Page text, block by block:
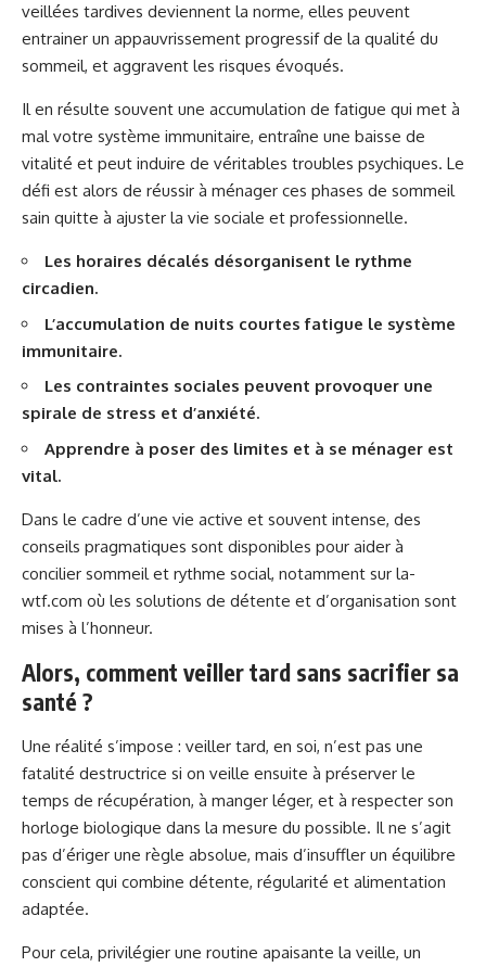
veillées tardives deviennent la norme, elles peuvent
entrainer un appauvrissement progressif de la qualité du
sommeil, et aggravent les risques évoqués.
Il en résulte souvent une accumulation de fatigue qui met à
mal votre système immunitaire, entraîne une baisse de
vitalité et peut induire de véritables troubles psychiques. Le
défi est alors de réussir à ménager ces phases de sommeil
sain quitte à ajuster la vie sociale et professionnelle.
Les horaires décalés désorganisent le rythme
circadien.
L’accumulation de nuits courtes fatigue le système
immunitaire.
Les contraintes sociales peuvent provoquer une
spirale de stress et d’anxiété.
Apprendre à poser des limites et à se ménager est
vital.
Dans le cadre d’une vie active et souvent intense, des
conseils pragmatiques sont disponibles pour aider à
concilier sommeil et rythme social, notamment sur la-
wtf.com où les solutions de détente et d’organisation sont
mises à l’honneur.
Alors, comment veiller tard sans sacrifier sa
santé ?
Une réalité s’impose : veiller tard, en soi, n’est pas une
fatalité destructrice si on veille ensuite à préserver le
temps de récupération, à manger léger, et à respecter son
horloge biologique dans la mesure du possible. Il ne s’agit
pas d’ériger une règle absolue, mais d’insuffler un équilibre
conscient qui combine détente, régularité et alimentation
adaptée.
Pour cela, privilégier une routine apaisante la veille, un